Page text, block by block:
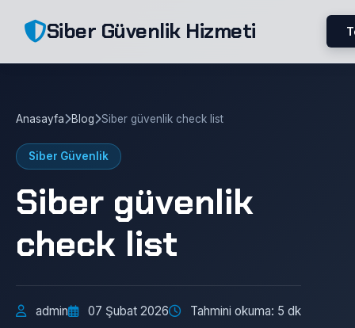
Siber Güvenlik Hizmeti
Anasayfa Blog Siber güvenlik check list
Siber Güvenlik
Siber güvenlik
check list
admin 07 Şubat 2026 Tahmini okuma: 5 dk